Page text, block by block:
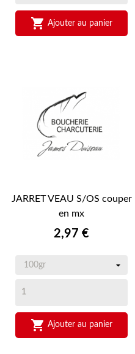
 Ajouter au panier
JARRET VEAU S/OS couper
en mx
Prix
2,97 €
 Ajouter au panier